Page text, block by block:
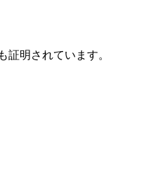
明されています。